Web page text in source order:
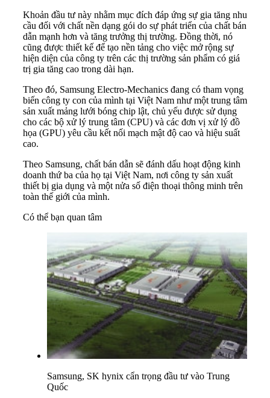
Khoản đầu tư này nhằm mục đích đáp ứng sự gia tăng nhu
cầu đối với chất nền dạng gói do sự phát triển của chất bán
dẫn mạnh hơn và tăng trưởng thị trường. Đồng thời, nó
cũng được thiết kế để tạo nền tảng cho việc mở rộng sự
hiện diện của công ty trên các thị trường sản phẩm có giá
trị gia tăng cao trong dài hạn.
Theo đó, Samsung Electro-Mechanics đang có tham vọng
biến công ty con của mình tại Việt Nam như một trung tâm
sản xuất mảng lưới bóng chip lật, chủ yếu được sử dụng
cho các bộ xử lý trung tâm (CPU) và các đơn vị xử lý đồ
họa (GPU) yêu cầu kết nối mạch mật độ cao và hiệu suất
cao.
Theo Samsung, chất bán dẫn sẽ đánh dấu hoạt động kinh
doanh thứ ba của họ tại Việt Nam, nơi công ty sản xuất
thiết bị gia dụng và một nửa số điện thoại thông minh trên
toàn thế giới của mình.
Có thể bạn quan tâm
Samsung, SK hynix cẩn trọng đầu tư vào Trung
Quốc